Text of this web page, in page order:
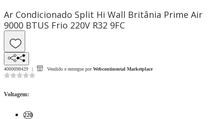
Ar Condicionado Split Hi Wall Britânia Prime Air
9000 BTUS Frio 220V R32 9FC
4000098429 Vendido e entregue por Webcontinental Marketplace
Voltagem:
220